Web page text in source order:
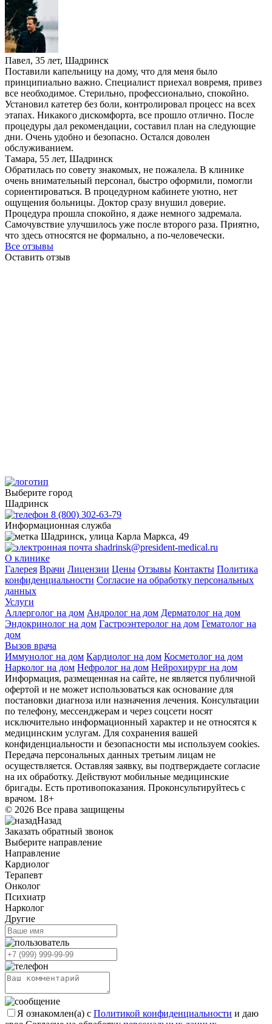
Павел, 35 лет, Шадринск
Поставили капельницу на дому, что для меня было
принципиально важно. Специалист приехал вовремя, привез
все необходимое. Стерильно, профессионально, спокойно.
Установил катетер без боли, контролировал процесс на всех
этапах. Никакого дискомфорта, все прошло отлично. После
процедуры дал рекомендации, составил план на следующие
дни. Очень удобно и безопасно. Остался доволен
обслуживанием.
Тамара, 55 лет, Шадринск
Обратилась по совету знакомых, не пожалела. В клинике
очень внимательный персонал, быстро оформили, помогли
сориентироваться. В процедурном кабинете уютно, нет
ощущения больницы. Доктор сразу внушил доверие.
Процедура прошла спокойно, я даже немного задремала.
Самочувствие улучшилось уже после второго раза. Приятно,
что здесь относятся не формально, а по-человечески.
Все отзывы
Оставить отзыв
Выберите город
Шадринск
8 (800) 302-63-79
Информационная служба
Шадринск, улица Карла Маркса, 49
shadrinsk@president-medical.ru
О клинике
Галерея Врачи Лицензии Цены Отзывы Контакты Политика
конфиденциальности Согласие на обработку персональных
данных
Услуги
Аллерголог на дом Андролог на дом Дерматолог на дом
Эндокринолог на дом Гастроэнтеролог на дом Гематолог на
дом
Вызов врача
Иммунолог на дом Кардиолог на дом Косметолог на дом
Нарколог на дом Нефролог на дом Нейрохирург на дом
Информация, размещенная на сайте, не является публичной
офертой и не может использоваться как основание для
постановки диагноза или назначения лечения. Консультации
по телефону, мессенджерам и через соцсети носят
исключительно информационный характер и не относятся к
медицинским услугам. Для сохранения вашей
конфиденциальности и безопасности мы используем cookies.
Передача персональных данных третьим лицам не
осуществляется. Оставляя заявку, вы подтверждаете согласие
на их обработку. Действуют мобильные медицинские
бригады. Есть противопоказания. Проконсультируйтесь с
врачом. 18+
© 2026 Все права защищены
Назад
Заказать обратный звонок
Выберите направление
Направление
Кардиолог
Терапевт
Онколог
Психиатр
Нарколог
Другие
Я ознакомлен(а) с Политикой конфиденциальности и даю